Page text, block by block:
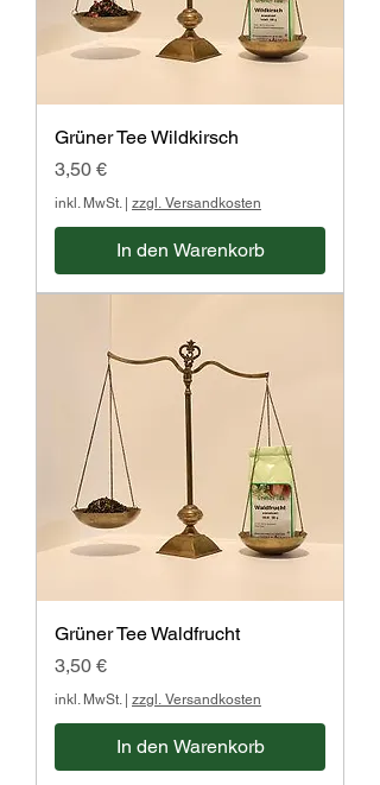
Grüner Tee Wildkirsch
Preis
3,50 €
inkl. MwSt. | zzgl. Versandkosten
In den Warenkorb
Grüner Tee Waldfrucht
Preis
3,50 €
inkl. MwSt. | zzgl. Versandkosten
In den Warenkorb